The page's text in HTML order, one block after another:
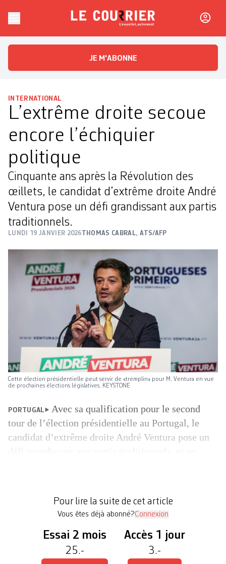
Le CourrierL'essentiel, autrement
JE M'ABONNE
INTERNATIONAL
L’extrême droite secoue
encore l’échiquier
politique
Cinquante ans après la Révolution des
œillets, le candidat d’extrême droite André
Ventura pose un défi grandissant aux partis
traditionnels.
LUNDI 19 JANVIER 2026THOMAS CABRAL, ATS/AFP
Cette élection présidentielle peut servir de «tremplin» pour M. Ventura en vue
de prochaines élections législatives. KEYSTONE
PORTUGAL
Avec sa qualification pour le second
tour de l’élection présidentielle au Portugal, le
candidat d’extrême droite André Ventura pose un
premier tour de dimanche, avec 31,1% des […]
Pour lire la suite de cet article
Vous êtes déjà abonné?Connexion
Essai 2 mois
25.-
Accès 1 jour
3.-